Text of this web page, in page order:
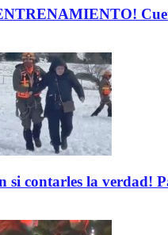
si contarles la verdad!